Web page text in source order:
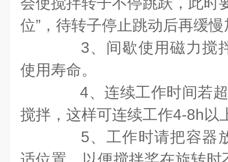
位”，待转子停止跳动后再缓
3、间歇使用磁力搅
使用寿命。
4、连续工作时间若超
搅拌，这样可连续工作4-8h以
5、工作时请把容器